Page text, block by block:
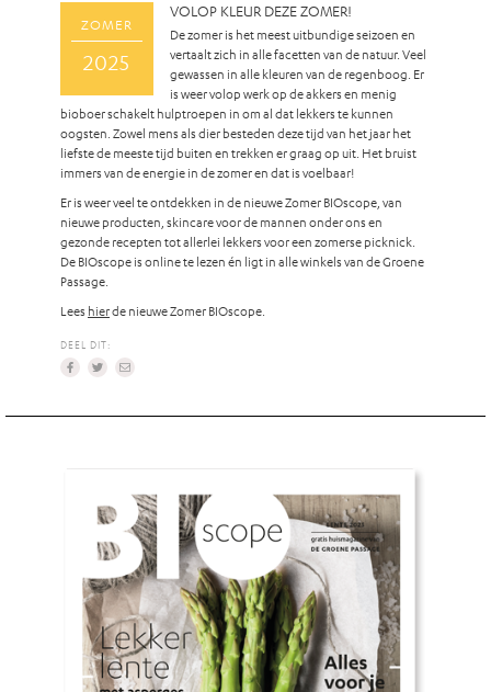
ZOMER
2025
VOLOP KLEUR DEZE ZOMER!
De zomer is het meest uitbundige seizoen en
vertaalt zich in alle facetten van de natuur. Veel
gewassen in alle kleuren van de regenboog. Er
is weer volop werk op de akkers en menig
bioboer schakelt hulptroepen in om al dat lekkers te kunnen
oogsten. Zowel mens als dier besteden deze tijd van het jaar het
liefste de meeste tijd buiten en trekken er graag op uit. Het bruist
immers van de energie in de zomer en dat is voelbaar!
Er is weer veel te ontdekken in de nieuwe Zomer BIOscope, van
nieuwe producten, skincare voor de mannen onder ons en
gezonde recepten tot allerlei lekkers voor een zomerse picknick.
De BIOscope is online te lezen én ligt in alle winkels van de Groene
Passage.
Leeshierde nieuwe Zomer BIOscope.
DEEL DIT: